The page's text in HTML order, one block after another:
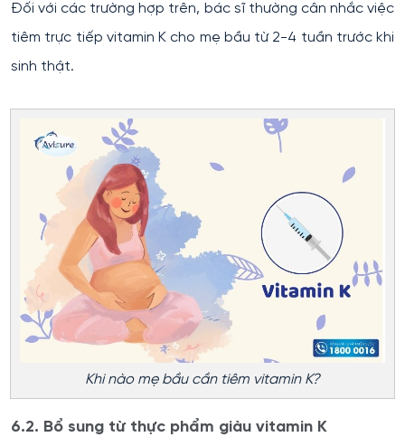
Đối với các trường hợp trên, bác sĩ thường cân nhắc việc
tiêm trực tiếp vitamin K cho mẹ bầu từ 2-4 tuần trước khi
sinh thật.
Khi nào mẹ bầu cần tiêm vitamin K?
6.2. Bổ sung từ thực phẩm giàu vitamin K